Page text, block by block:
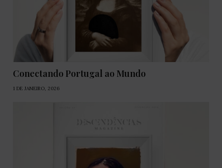
Conectando Portugal ao Mundo
1 DE JANEIRO, 2026